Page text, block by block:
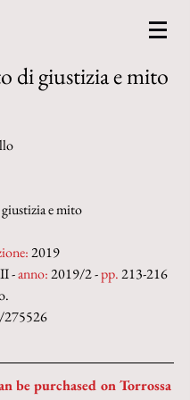
di giustizia e mito
e mito
2019
- anno: 2019/2 - pp. 213-216
275526
be purchased on Torrossa